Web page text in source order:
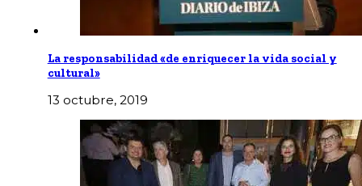
La responsabilidad «de enriquecer la vida social y
cultural»
13 octubre, 2019